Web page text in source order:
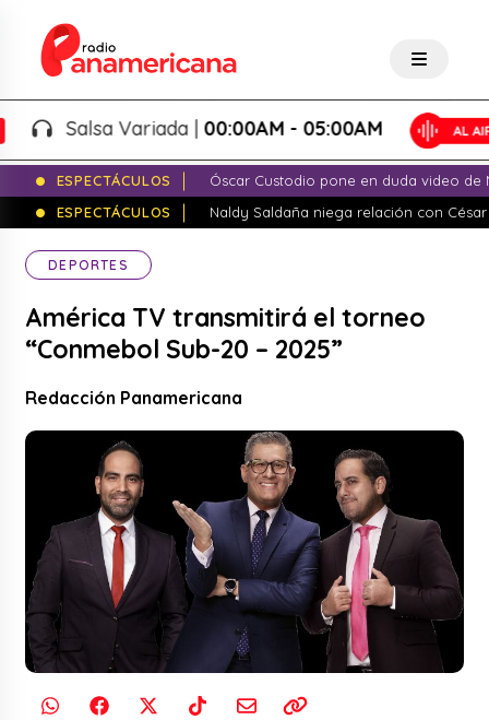
Salsa Variada |00:00AM - 05:00AM
ESPECTÁCULOS
Óscar Custodio pone en duda video de
ESPECTÁCULOS
Naldy Saldaña niega relación con
DEPORTES
América TV transmitirá el torneo
“Conmebol Sub-20 – 2025”
Redacción Panamericana